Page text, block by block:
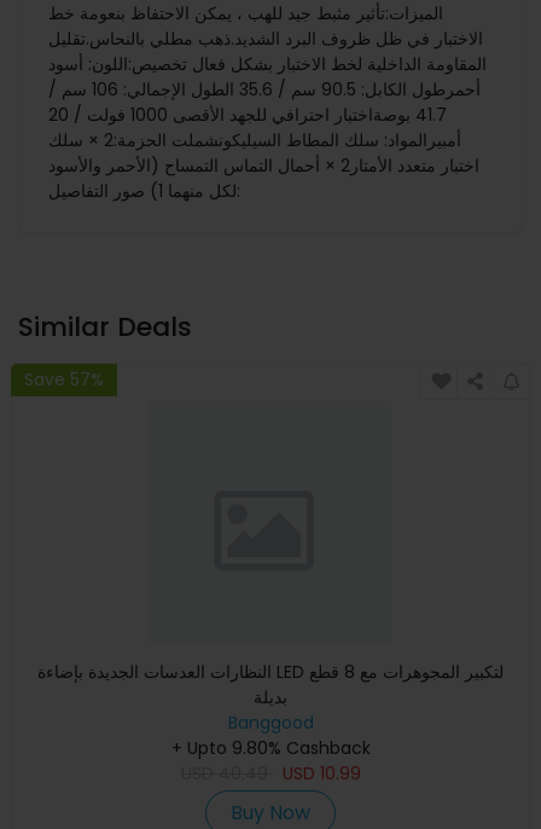
الميزات:تأثير مثبط جيد للهب ، يمكن الاحتفاظ بنعومة خط
الاختبار في ظل ظروف البرد الشديد.ذهب مطلي بالنحاس.تقليل
المقاومة الداخلية لخط الاختبار بشكل فعال تخصيص:اللون: أسود
أحمرطول الكابل: 90.5 سم / 35.6 الطول الإجمالي: 106 سم /
41.7 بوصةاختبار احترافي للجهد الأقصى 1000 فولت / 20
أمبيرالمواد: سلك المطاط السيليكونشملت الحزمة:2 × سلك
اختبار متعدد الأمتار2 × أحمال التماس التمساح (الأحمر والأسود
لكل منهما 1) صور التفاصيل:
Similar Deals
Save 57%
النظارات العدسات الجديدة بإضاءة LED لتكبير المجوهرات مع 8 قطع
بديلة
Banggood
+ Upto 9.80% Cashback
USD 10.99
Buy Now